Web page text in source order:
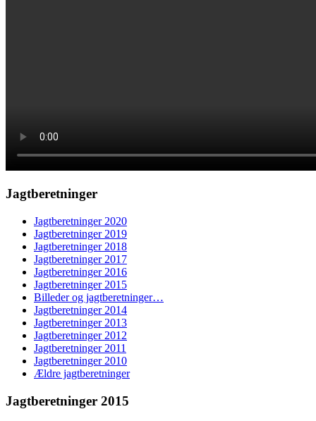
Jagtberetninger
Jagtberetninger 2020
Jagtberetninger 2019
Jagtberetninger 2018
Jagtberetninger 2017
Jagtberetninger 2016
Jagtberetninger 2015
Billeder og jagtberetninger…
Jagtberetninger 2014
Jagtberetninger 2013
Jagtberetninger 2012
Jagtberetninger 2011
Jagtberetninger 2010
Ældre jagtberetninger
Jagtberetninger 2015